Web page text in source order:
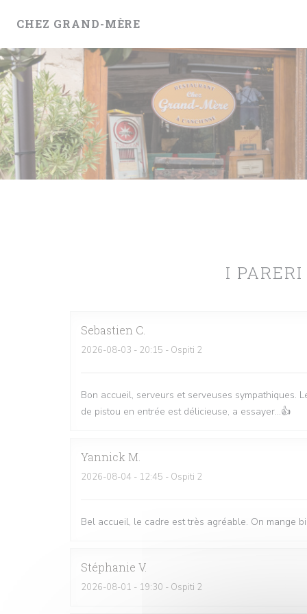
CHEZ GRAND-MÈRE
I
Sebastien C
2026-08-03 - 20:15 - Ospiti 2
Bon accueil, serveurs et serveuses sympathiques.
de pistou en entrée est délicieuse, a essayer...👍
Yannick M
2026-08-04 - 12:45 - Ospiti 2
Bel accueil, le cadre est très agréable. On mange
Stéphanie V
2026-08-01 - 19:30 - Ospiti 2